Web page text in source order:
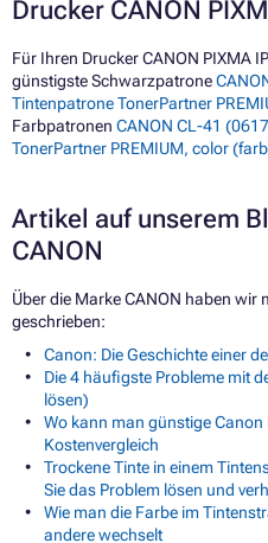
Drucker CANON
Für Ihren Drucker CANON PIXMA
günstigste Schwarzpatrone
Tintenpatrone TonerPartner
Farbpatronen CANON CL-41
TonerPartner PREMIUM, color
Artikel auf unserem
CANON
Über die Marke CANON haben wir
geschrieben:
Canon: Die Geschichte einer
Die 4 häufigste Probleme mit
lösen)
Wo kann man günstige
Kostenvergleich
Trockene Tinte in einem
Sie das Problem lösen und
Wie man die Farbe im
andere wechselt